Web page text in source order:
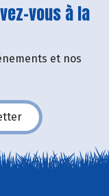
vous à la
et nos